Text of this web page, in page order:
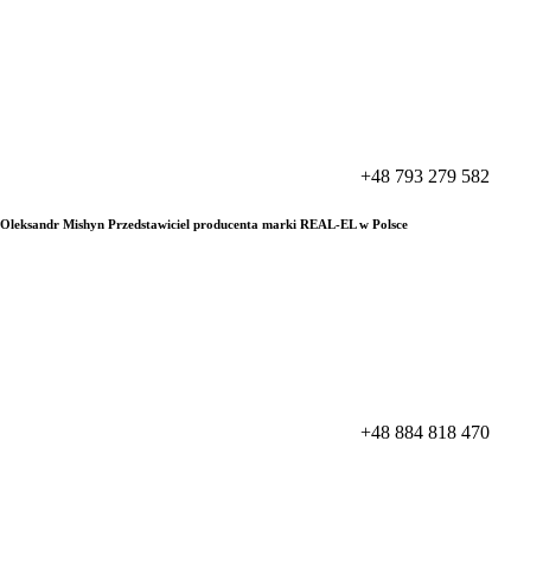
+48 793 279 582
Oleksandr Mishyn Przedstawiciel producenta marki REAL-EL w Polsce
+48 884 818 470